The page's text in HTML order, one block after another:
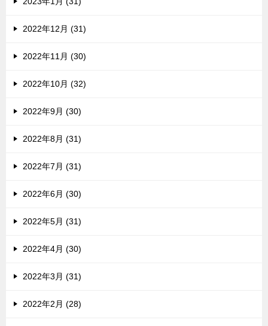
2022年12月 (31)
2022年11月 (30)
2022年10月 (32)
2022年9月 (30)
2022年8月 (31)
2022年7月 (31)
2022年6月 (30)
2022年5月 (31)
2022年4月 (30)
2022年3月 (31)
2022年2月 (28)